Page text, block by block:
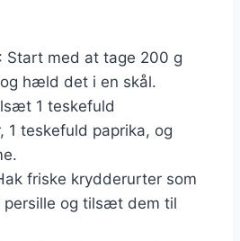
: Start med at tage 200 g
hæld det i en skål.
1 teskefuld
1 teskefuld paprika, og
friske krydderurter som
persille og tilsæt dem til